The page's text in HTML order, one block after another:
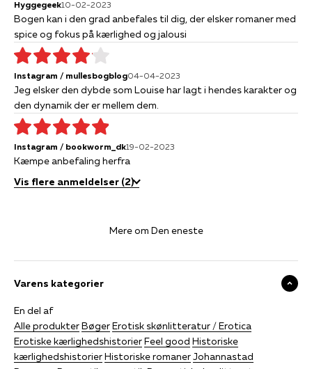
Hyggegeek10-02-2023
Bogen kan i den grad anbefales til dig, der elsker romaner med
spice og fokus på kærlighed og jalousi
Instagram / mullesbogblog04-04-2023
Jeg elsker den dybde som Louise har lagt i hendes karakter og
den dynamik der er mellem dem.
Instagram / bookworm_dk19-02-2023
Kæmpe anbefaling herfra
Vis flere anmeldelser (2)
Mere om Den eneste
Varens kategorier
En del af
Alle produkterBøgerErotisk skønlitteratur / Erotica
Erotiske kærlighedshistorierFeel good Historiske
kærlighedshistorierHistoriske romanerJohannastad